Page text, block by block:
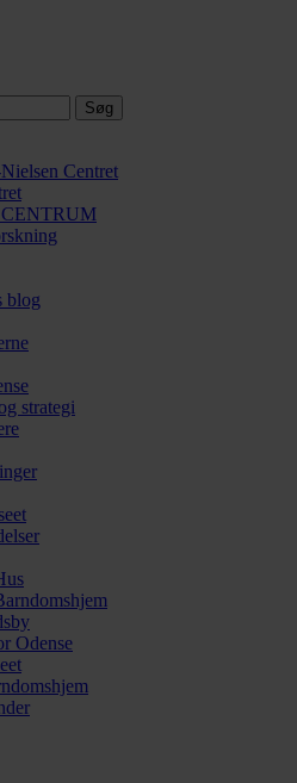
Centret
CENTRUM
blog
strategi
Odense